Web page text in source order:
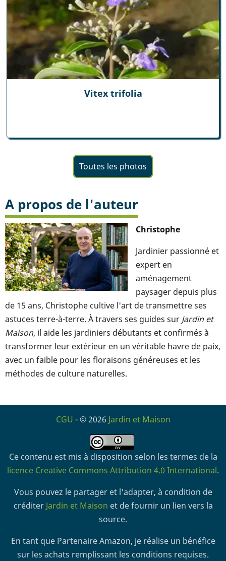
Vitex trifolia
Toutes les photos
A propos de l'auteur
Christophe
Jardinier passionné et
expert en
aménagement
paysager depuis plus
de 15 ans, Christophe cultive l'art de transmettre ses
astuces terre-à-terre. À travers ses guides sur Jardin et
Maison, il aide les jardiniers débutants et confirmés à
transformer leur extérieur en un véritable havre de paix,
avec un faible pour les floraisons généreuses et les
méthodes de culture naturelles.
CGU - © 2026 Jardin et Maison
Ce contenu est mis à disposition selon les termes de la
licence Creative Commons Attribution 4.0 International.
Vous pouvez le partager et l'adapter, à condition de
créditer Jardin et Maison et de fournir un lien vers la
source.
En tant que Partenaire Amazon, je réalise un bénéfice
sur les achats remplissant les conditions requises.